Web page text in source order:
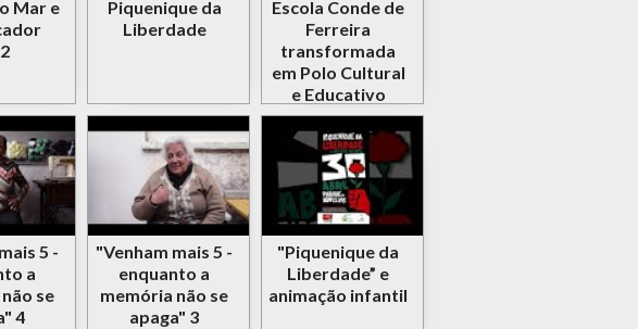
Mar e
Piquenique da
Liberdade
Escola Conde de
Ferreira
transformada
em Polo Cultural
e Educativo
5 -
a
se
4
"Venham mais 5 -
enquanto a
memória não se
apaga" 3
"Piquenique da
Liberdade” e
animação infantil